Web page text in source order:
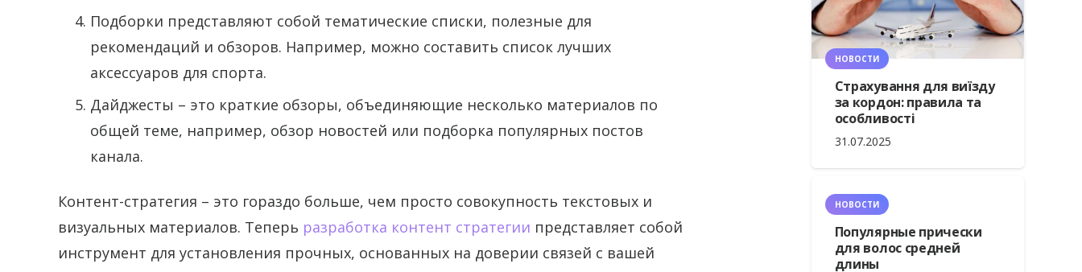
Подборки представляют собой тематические списки, полезные для
рекомендаций и обзоров. Например, можно составить список лучших
аксессуаров для спорта.
Дайджесты – это краткие обзоры, объединяющие несколько материалов по
общей теме, например, обзор новостей или подборка популярных постов
канала.
Контент-стратегия – это гораздо больше, чем просто совокупность текстовых и
визуальных материалов. Теперь разработка контент стратегии представляет собой
инструмент для установления прочных, основанных на доверии связей с вашей
НОВОСТИ
Страхування для виїзду
за кордон: правила та
особливості
31.07.2025
НОВОСТИ
Популярные прически
для волос средней
длины